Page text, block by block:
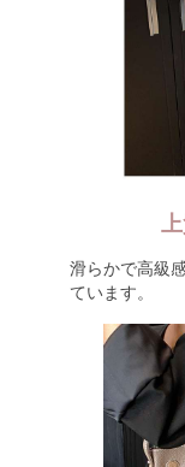
滑らかで高級
ています。